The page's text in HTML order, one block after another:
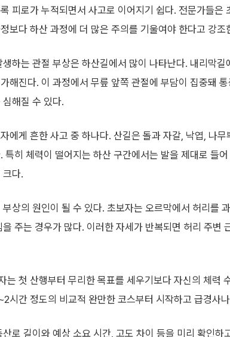
피로가 누적되면서 사고로 이어지기 쉽다. 전문가들은
보다 하산 과정에 더 많은 주의를 기울여야 한다고 강조
하는 관절 부상은 하산길에서 많이 나타난다. 내리막길
해진다. 이 과정에서 무릎 앞쪽 관절에 부담이 집중돼
해질 수 있다.
에게 흔한 사고 중 하나다. 산길은 돌과 자갈, 낙엽, 나
특히 체력이 떨어지는 하산 구간에서는 발을 제대로 들
크다.
상의 원인이 될 수 있다. 초보자는 오르막에서 허리를
주는 경우가 많다. 이러한 자세가 반복되면 허리 주변
는 첫 산행부터 무리한 목표를 세우기보다 자신의 체력
시간 정도의 비교적 완만한 코스부터 시작하고 급경사
로 길이와 예상 소요 시간, 고도 차이 등을 미리 확인하